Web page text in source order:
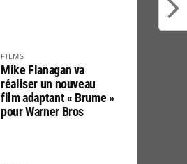
FILMS
Mike Flanagan va
réaliser un nouveau
film adaptant « Brume »
pour Warner Bros